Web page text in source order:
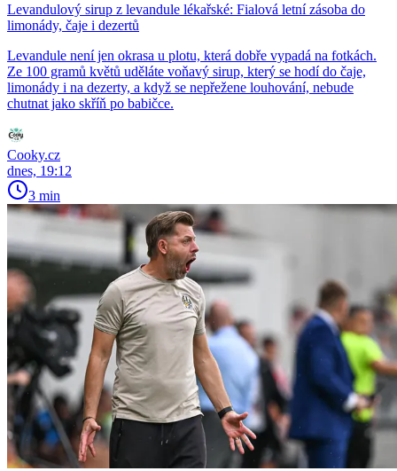
Levandulový sirup z levandule lékařské: Fialová letní zásoba do
limonády, čaje i dezertů
Levandule není jen okrasa u plotu, která dobře vypadá na fotkách.
Ze 100 gramů květů uděláte voňavý sirup, který se hodí do čaje,
limonády i na dezerty, a když se nepřežene louhování, nebude
chutnat jako skříň po babičce.
Cooky.cz
dnes, 19:12
3 min